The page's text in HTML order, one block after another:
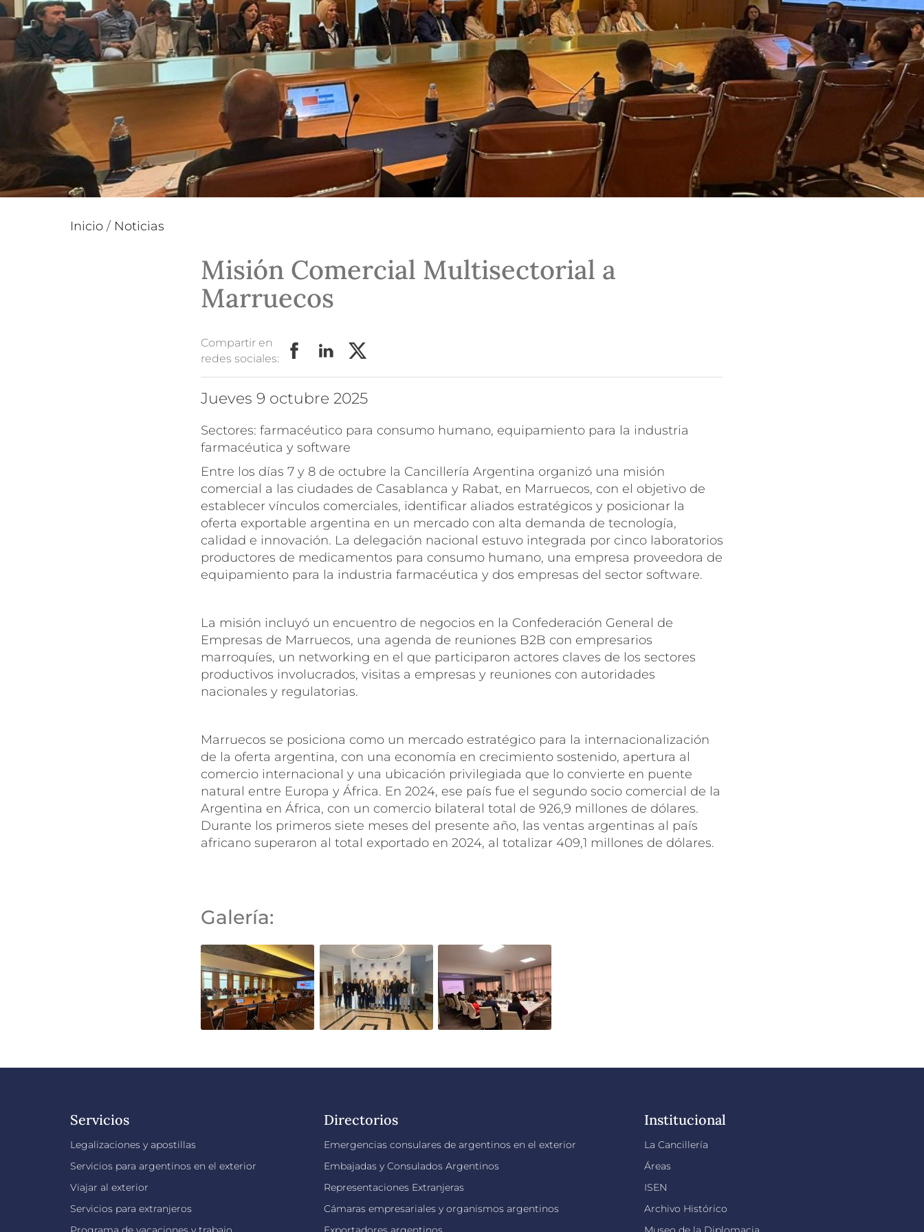
Inicio / Noticias
Misión Comercial Multisectorial a
Marruecos
Compartir en
redes sociales:
jueves 9 octubre 2025
Sectores: farmacéutico para consumo humano, equipamiento para la industria
farmacéutica y software
Entre los días 7 y 8 de octubre la Cancillería Argentina organizó una misión
comercial a las ciudades de Casablanca y Rabat, en Marruecos, con el objetivo de
establecer vínculos comerciales, identificar aliados estratégicos y posicionar la
oferta exportable argentina en un mercado con alta demanda de tecnología,
calidad e innovación. La delegación nacional estuvo integrada por cinco laboratorios
productores de medicamentos para consumo humano, una empresa proveedora de
equipamiento para la industria farmacéutica y dos empresas del sector software.
La misión incluyó un encuentro de negocios en la Confederación General de
Empresas de Marruecos, una agenda de reuniones B2B con empresarios
marroquíes, un networking en el que participaron actores claves de los sectores
productivos involucrados, visitas a empresas y reuniones con autoridades
nacionales y regulatorias.
Marruecos se posiciona como un mercado estratégico para la internacionalización
de la oferta argentina, con una economía en crecimiento sostenido, apertura al
comercio internacional y una ubicación privilegiada que lo convierte en puente
natural entre Europa y África. En 2024, ese país fue el segundo socio comercial de la
Argentina en África, con un comercio bilateral total de 926,9 millones de dólares.
Durante los primeros siete meses del presente año, las ventas argentinas al país
africano superaron al total exportado en 2024, al totalizar 409,1 millones de dólares.
Galería:
Servicios
Legalizaciones y apostillas
Servicios para argentinos en el exterior
Viajar al exterior
Servicios para extranjeros
Directorios
Emergencias consulares de argentinos en el exterior
Embajadas y Consulados Argentinos
Representaciones Extranjeras
Cámaras empresariales y organismos argentinos
Institucional
La Cancillería
Áreas
ISEN
Archivo Histórico